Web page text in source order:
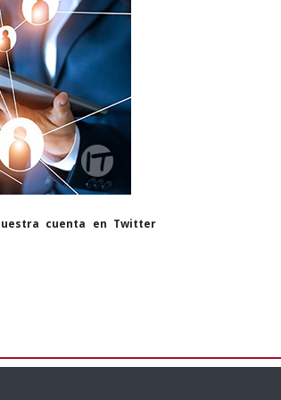
cuenta en Twitter
Empresas